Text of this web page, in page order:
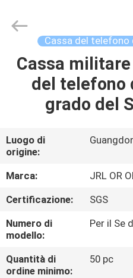
CASA
PRODOTTI
VIDEO
SPETTACOLO
VR
CHI
SIAMO
Shenzhen
Rights
Cassa del telefono
Cassa
del telefono
grado del
Luogo di
origine:
Marca:
JRL OR
Certificazione:
SGS
Numero di
modello:
Per il Se
Quantità di
ordine minimo:
50 pc